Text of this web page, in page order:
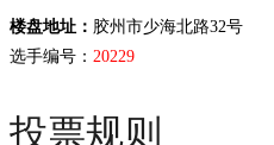
楼盘地址： 胶州市少海北路32号
选手编号： 20229
投票规则